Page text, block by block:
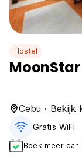
Hostel
Cebu · Bekijk
Gratis WiFi
Boek meer